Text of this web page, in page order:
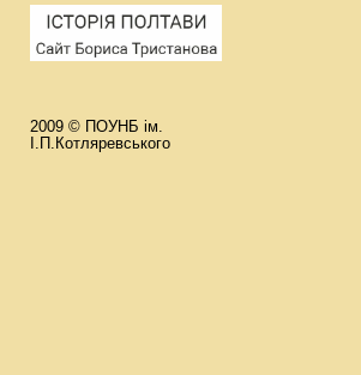
2009 © ПОУНБ ім.
І.П.Котляревського